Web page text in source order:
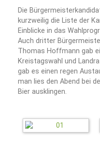
Die
kurzweilig die Liste der
Einblicke in das
Auch dritter
Thomas Hoffmann gab
Kreistagswahl und
gab es einen regen
man lies den Abend bei
Bier ausklingen.